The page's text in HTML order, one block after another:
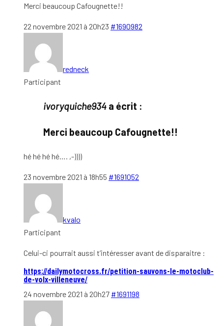
Merci beaucoup Cafougnette!!
22 novembre 2021 à 20h23 #1690982
redneck
Participant
ivoryquiche934 a écrit :
Merci beaucoup Cafougnette!!
hé hé hé hé…. ,-))))
23 novembre 2021 à 18h55 #1691052
kvalo
Participant
Celui-ci pourrait aussi t’intéresser avant de disparaitre :
https://dailymotocross.fr/petition-sauvons-le-motoclub-
de-volx-villeneuve/
24 novembre 2021 à 20h27 #1691198